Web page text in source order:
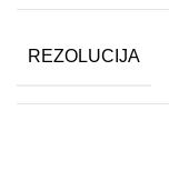
REZOLUCIJA